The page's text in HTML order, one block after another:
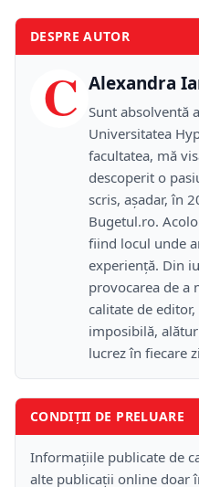
DESPRE AUTOR
C Alexandra
Sunt absolventă
Universitatea
facultatea, mă
descoperit o
scris, așadar, în
Bugetul.ro.
fiind locul unde
experiență. Din
provocarea de a
calitate de
imposibilă,
lucrez în fiecare
CONDIȚII DE PRELUARE
Informațiile publicate de
alte publicații online doar